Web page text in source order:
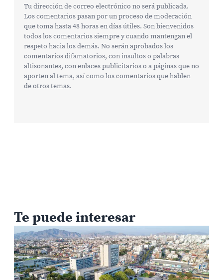
Tu dirección de correo electrónico no será publicada.
Los comentarios pasan por un proceso de moderación
que toma hasta 48 horas en días útiles. Son bienvenidos
todos los comentarios siempre y cuando mantengan el
respeto hacia los demás. No serán aprobados los
comentarios difamatorios, con insultos o palabras
altisonantes, con enlaces publicitarios o a páginas que no
aporten al tema, así como los comentarios que hablen
de otros temas.
Te puede interesar